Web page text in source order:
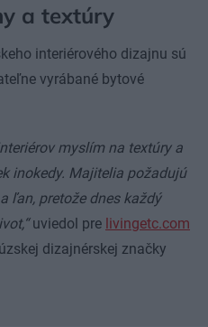
a textúry
interiérového dizajnu sú
vyrábané bytové
myslím na textúry a
inokedy. Majitelia požadujú
ľan, pretože dnes každý
uviedol pre livingetc.com
dizajnérskej značky